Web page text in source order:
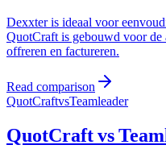
Dexxter is ideaal voor
QuotCraft is gebouwd voor de
offreren en factureren.
Read comparison
QuotCraftvsTeamleader
QuotCraft vs